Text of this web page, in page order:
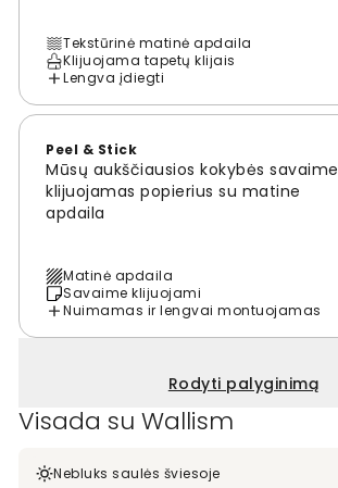
Tekstūrinė matinė apdaila
Klijuojama tapetų klijais
Lengva įdiegti
Peel & Stick
Mūsų aukščiausios kokybės savaime
klijuojamas popierius su matine
apdaila
Matinė apdaila
Savaime klijuojami
Nuimamas ir lengvai montuojamas
Rodyti palyginimą
Visada su Wallism
Nebluks saulės šviesoje